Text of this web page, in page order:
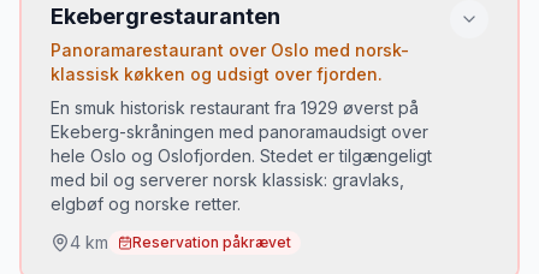
Laks fra Sognefjorden røget på stedet
📅 OBS: Åbent tirsdag–søndag.
Ekebergrestauranten
Panoramarestaurant over Oslo med norsk-
klassisk køkken og udsigt over fjorden.
En smuk historisk restaurant fra 1929 øverst på
Ekeberg-skråningen med panoramaudsigt over
hele Oslo og Oslofjorden. Stedet er tilgængeligt
med bil og serverer norsk klassisk: gravlaks,
elgbøf og norske retter.
4 km Reservation påkrævet